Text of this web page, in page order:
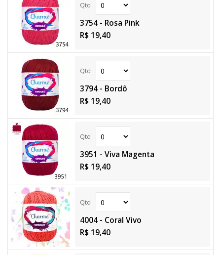
3754 - Rosa Pink
R$ 19,40
3794 - Bordô
R$ 19,40
3951 - Viva Magenta
R$ 19,40
4004 - Coral Vivo
R$ 19,40